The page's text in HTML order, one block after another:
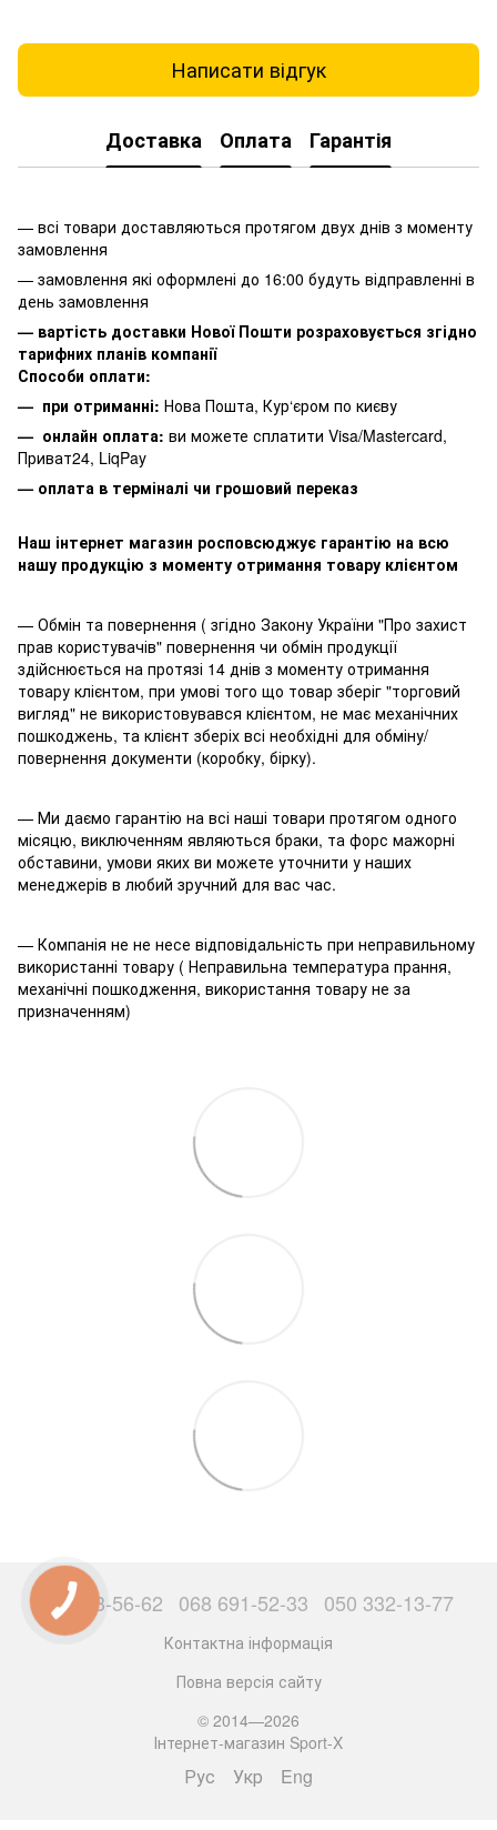
Написати відгук
Доставка Оплата Гарантія
— всі товари доставляються протягом двух днів з моменту
замовлення
— замовлення які оформлені до 16:00 будуть відправленні в
день замовлення
— вартість доставки Нової Пошти розраховується згідно
тарифних планів компанії
Способи оплати:
— при отриманні: Нова Пошта, Кур‘єром по києву
— онлайн оплата: ви можете сплатити Visa/Mastercard,
Приват24, LiqPay
— оплата в терміналі чи грошовий переказ
Наш інтернет магазин росповсюджує гарантію на всю
нашу продукцію з моменту отримання товару клієнтом
— Обмін та повернення ( згідно Закону України "Про захист
прав користувачів" повернення чи обмін продукції
здійснюється на протязі 14 днів з моменту отримання
товару клієнтом, при умові того що товар зберіг "торговий
вигляд" не використовувався клієнтом, не має механічних
пошкоджень, та клієнт зберіх всі необхідні для обміну/
повернення документи (коробку, бірку).
— Ми даємо гарантію на всі наші товари протягом одного
місяцю, виключенням являються браки, та форс мажорні
обставини, умови яких ви можете уточнити у наших
менеджерів в любий зручний для вас час.
— Компанія не не несе відповідальність при неправильному
використанні товару ( Неправильна температура прання,
механічні пошкодження, використання товару не за
призначенням)
063 503-56-62 068 691-52-33 050 332-13-77
Контактна інформація
Повна версія сайту
© 2014—2026
Інтернет-магазин Sport-X
Рус Укр Eng